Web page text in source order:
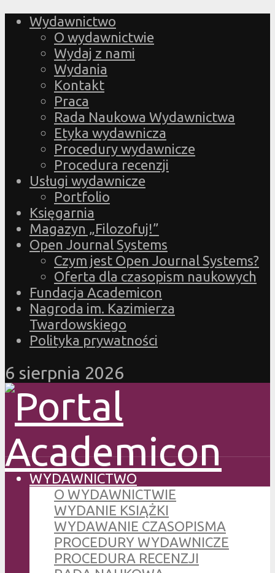
Wydawnictwo
O wydawnictwie
Wydaj z nami
Wydania
Kontakt
Praca
Rada Naukowa Wydawnictwa
Etyka wydawnicza
Procedury wydawnicze
Procedura recenzji
Usługi wydawnicze
Portfolio
Księgarnia
Magazyn „Filozofuj!”
Open Journal Systems
Czym jest Open Journal Systems?
Oferta dla czasopism naukowych
Fundacja Academicon
Nagroda im. Kazimierza
Twardowskiego
Polityka prywatności
6 sierpnia 2026
WYDAWNICTWO
O WYDAWNICTWIE
WYDANIE KSIĄŻKI
WYDAWANIE CZASOPISMA
PROCEDURY WYDAWNICZE
PROCEDURA RECENZJI